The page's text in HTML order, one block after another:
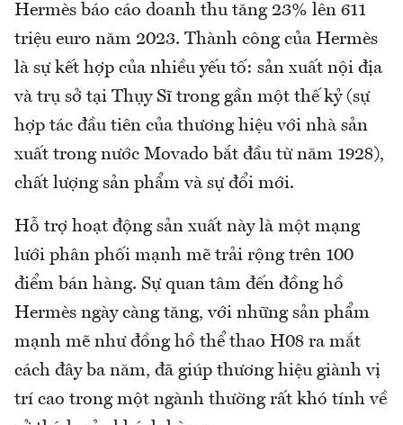
Hermès báo cáo doanh thu tăng 23% lên 611
triệu euro năm 2023. Thành công của Hermès
là sự kết hợp của nhiều yếu tố: sản xuất nội địa
và trụ sở tại Thụy Sĩ trong gần một thế kỷ (sự
hợp tác đầu tiên của thương hiệu với nhà sản
xuất trong nước Movado bắt đầu từ năm 1928),
chất lượng sản phẩm và sự đổi mới.
Hỗ trợ hoạt động sản xuất này là một mạng
lưới phân phối mạnh mẽ trải rộng trên 100
điểm bán hàng. Sự quan tâm đến đồng hồ
Hermès ngày càng tăng, với những sản phẩm
mạnh mẽ như đồng hồ thể thao H08 ra mắt
cách đây ba năm, đã giúp thương hiệu giành vị
trí cao trong một ngành thường rất khó tính về